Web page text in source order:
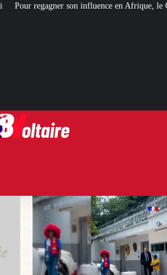
en Afrique, le Quai d’Orsay a choisi…